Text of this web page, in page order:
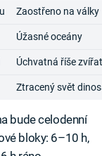
Zaostřeno na války
Úžasné oceány
Úchvatná říše zvířat
Ztracený svět
bude celodenní
bloky: 6–10 h,